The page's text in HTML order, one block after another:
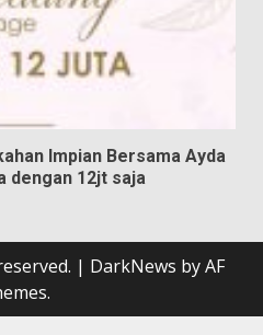
Impian Bersama Ayda
dengan 12jt saja
| DarkNews by AF